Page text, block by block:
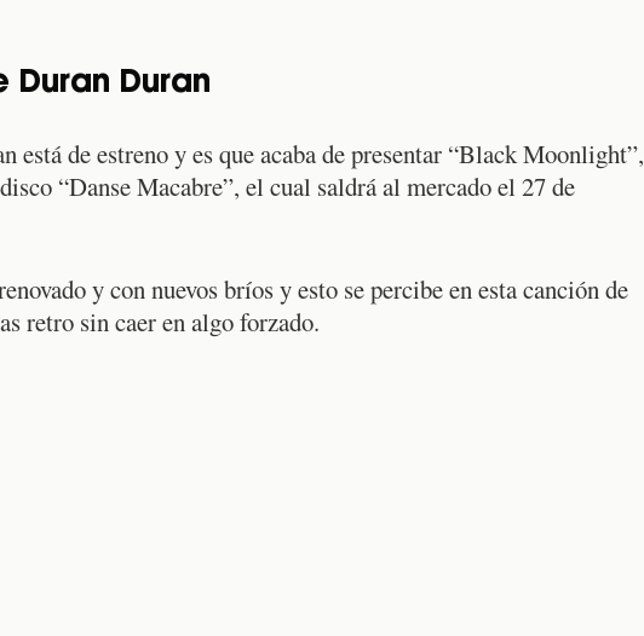
Duran Duran
está de estreno y es que acaba de presentar “Black Moonlight”,
“Danse Macabre”, el cual saldrá al mercado el 27 de
y con nuevos bríos y esto se percibe en esta canción de
retro sin caer en algo forzado.